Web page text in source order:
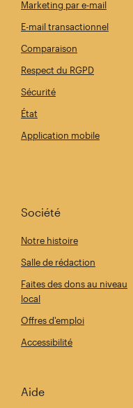
Marketing par e-mail
E-mail transactionnel
Comparaison
Respect du RGPD
Sécurité
État
Application mobile
Société
Notre histoire
Salle de rédaction
Faites des dons au niveau
local
Offres d'emploi
Accessibilité
Aide